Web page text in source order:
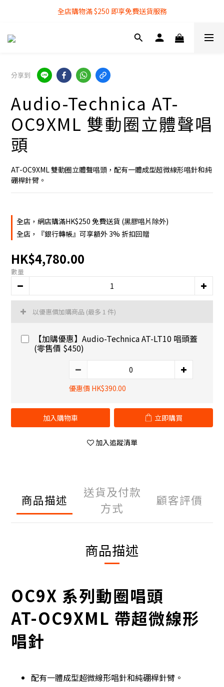
全店購物滿 $250 即享免費送貨服務
全店購物滿 $250 即享免費送貨服務
『銀行轉帳』付款方式 可享額外 3% 折扣回贈
分享到
Audio-Technica AT-
OC9XML 雙動圈立體聲唱
頭
AT-OC9XML 雙動圈立體聲唱頭，配有一體成型超微線形唱針和純
硼桿針臂。
全店，網店購滿HK$250 免費送貨 (黑膠唱片除外)
全店，『銀行轉帳』可享額外 3% 折扣回贈
HK$4,780.00
數量
以優惠價加購商品 (最多 1 件)
【加購優惠】Audio-Technica AT-LT10 唱頭蓋
(零售價 $450)
優惠價 HK$390.00
加入購物車 立即購買
加入追蹤清單
商品描述
送貨及付款
方式
顧客評價
商品描述
OC9X 系列動圈唱頭
AT-OC9XML 帶超微線形
唱針
配有一體成型超微線形唱針和純硼桿針臂。